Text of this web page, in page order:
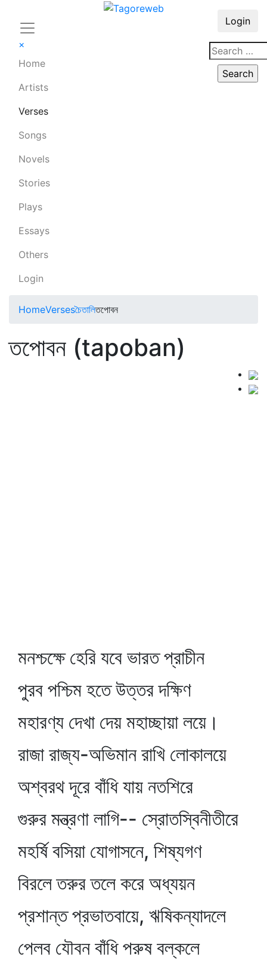
×
Home
Artists
Verses
Songs
Novels
Stories
Plays
Essays
Others
Login
Login
HomeVersesচৈতালিতপোবন
তপোবন (tapoban)
মনশ্চক্ষে হেরি যবে ভারত প্রাচীন
পুরব পশ্চিম হতে উত্তর দক্ষিণ
মহারণ্য দেখা দেয় মহাচ্ছায়া লয়ে।
রাজা রাজ্য-অভিমান রাখি লোকালয়ে
অশ্বরথ দূরে বাঁধি যায় নতশিরে
গুরুর মন্ত্রণা লাগি-- স্রোতস্বিনীতীরে
মহর্ষি বসিয়া যোগাসনে, শিষ্যগণ
বিরলে তরুর তলে করে অধ্যয়ন
প্রশান্ত প্রভাতবায়ে, ঋষিকন্যাদলে
পেলব যৌবন বাঁধি পরুষ বল্কলে